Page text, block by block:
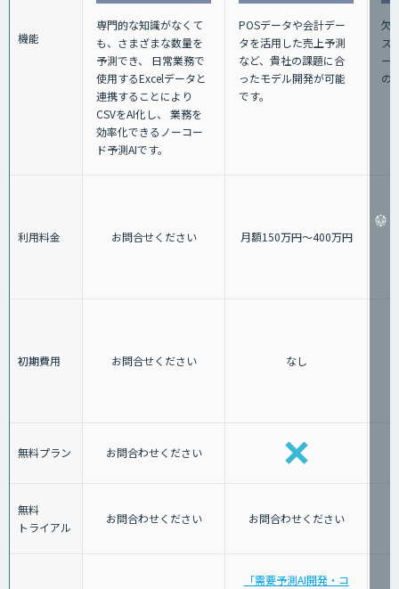
機能
専門的な知識がなくて
も、さまざまな数量を
予測でき、 日常業務で
使用するExcelデータと
連携することにより
CSVをAI化し、 業務を
効率化できるノーコー
ド予測AIです。
POSデータや会計デー
タを活用した売上予測
など、貴社の課題に合
ったモデル開発が可能
です。
欠
ス
ー
の
利用料金 お問合せください 月額150万円〜400万円
初期費用 お問合せください なし
無料プラン お問合わせください
無料
トライアル
お問合わせください お問合わせください
「需要予測AI開発・コ